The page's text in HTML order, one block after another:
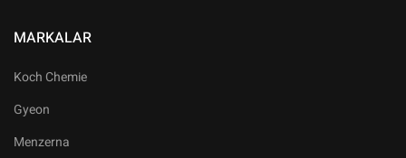
MARKALAR
Koch Chemie
Gyeon
Menzerna